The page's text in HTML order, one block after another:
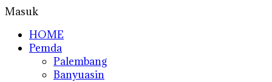
Masuk
HOME
Pemda
Palembang
Banyuasin